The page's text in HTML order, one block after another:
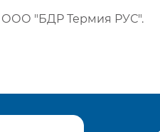
ООО "БДР Термия РУС".